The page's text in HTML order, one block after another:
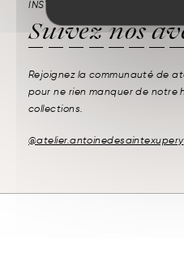
INSTAGRAM
Suiveznos
Rejoignez la communauté de
pour ne rien manquer de notre
collections.
@atelier.antoinedesaintexupery